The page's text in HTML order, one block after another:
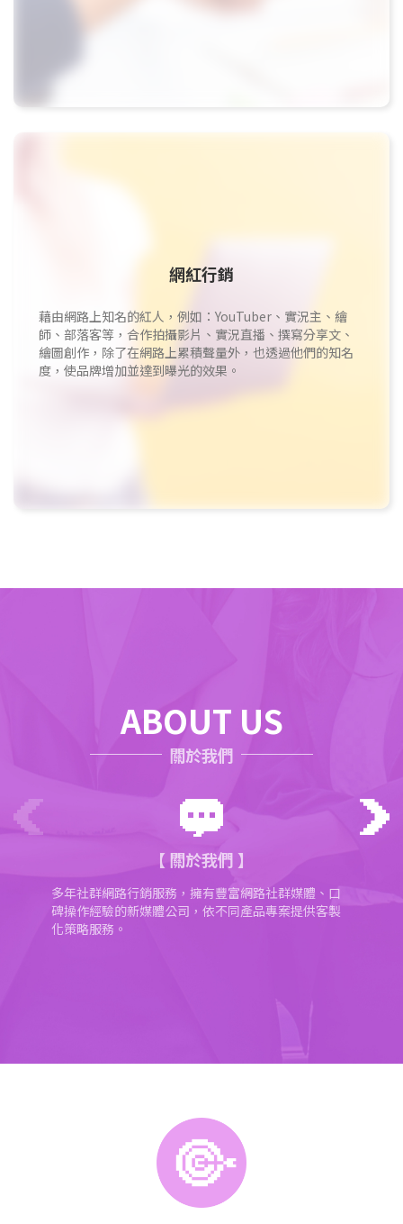
網紅行銷
藉由網路上知名的紅人，例如：YouTuber、實況主、繪
師、部落客等，合作拍攝影片、實況直播、撰寫分享文、
繪圖創作，除了在網路上累積聲量外，也透過他們的知名
度，使品牌增加並達到曝光的效果。
ABOUT US
關於我們
關於我們
多年社群網路行銷服務，擁有豐富網路社群媒體、口
碑操作經驗的新媒體公司，依不同產品專案提供客製
化策略服務。